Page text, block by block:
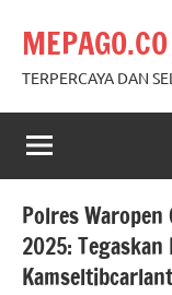
content
MEPAGO.CO
TERPERCAYA DAN
Polres Waropen
2025: